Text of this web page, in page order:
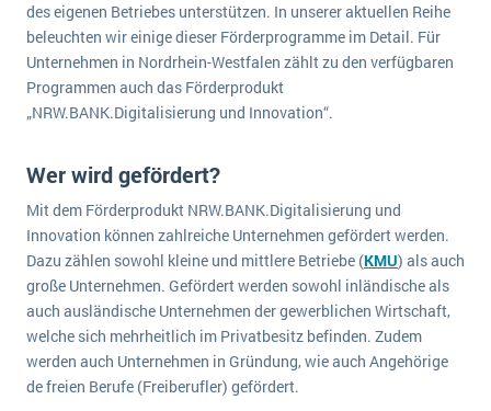
Logistik
Produktion
Immobilien
Services
Vermietung
Versorgung
wichtigsten Punkte, die es zu beachten gilt
Service Level Agreements (SLA) und ERP: Was muss man wissen?
ERP-Software für Abfallentsorger
MEHR ÜBER ERP-SOFTWARE
ERP News
des eigenen Betriebes unterstützen. In unserer aktuellen Reihe
beleuchten wir einige dieser Förderprogramme im Detail. Für
Unternehmen in Nordrhein-Westfalen zählt zu den verfügbaren
Programmen auch das Förderprodukt
„NRW.BANK.Digitalisierung und Innovation“.
Wer wird gefördert?
Mit dem Förderprodukt NRW.BANK.Digitalisierung und
Innovation können zahlreiche Unternehmen gefördert werden.
Dazu zählen sowohl kleine und mittlere Betriebe (KMU) als auch
große Unternehmen. Gefördert werden sowohl inländische als
auch ausländische Unternehmen der gewerblichen Wirtschaft,
welche sich mehrheitlich im Privatbesitz befinden. Zudem
werden auch Unternehmen in Gründung, wie auch Angehörige
de freien Berufe (Freiberufler) gefördert.